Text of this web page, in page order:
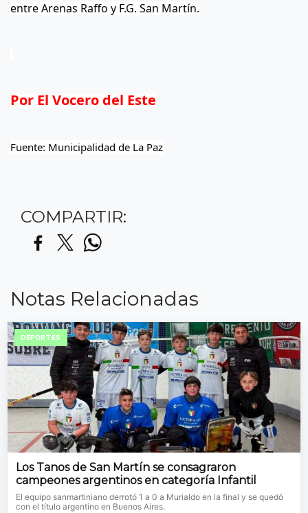
entre Arenas Raffo y F.G. San Martín.
Por El Vocero del Este
Fuente: Municipalidad de La Paz
COMPARTIR:
Notas Relacionadas
DEPORTES
Los Tanos de San Martín se consagraron
campeones argentinos en categoría Infantil
El equipo sanmartiniano derrotó 1 a 0 a Murialdo en la final y se quedó
con el título argentino en Buenos Aires.